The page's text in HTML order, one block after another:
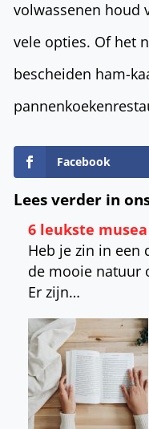
volwassenen houd
vele opties. Of het
bescheiden ham-
Facebook
Lees verder in
6 leukste
Heb je zin in een
de mooie natuur
Er zijn…